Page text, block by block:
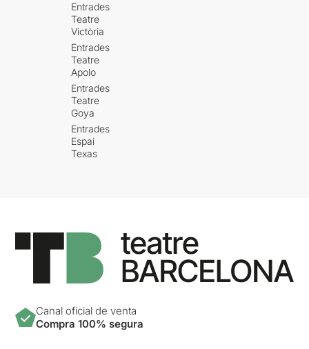
Entrades
Teatre
Victòria
Entrades
Teatre
Apolo
Entrades
Teatre
Goya
Entrades
Espai
Texas
Canal oficial de venta
Compra 100% segura